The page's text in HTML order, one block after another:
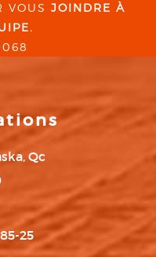
VOUS JOINDRE À
Qc
25